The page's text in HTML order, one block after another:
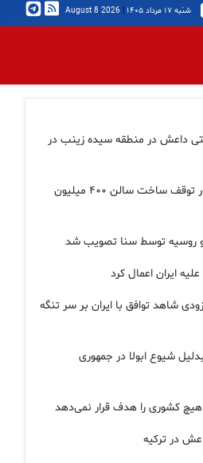
شنبه ۱۷ مرداد ۱۴۰۵ |
2026 August 8
داعش در منطقه سیده زینب در
دادگاهی در آمریکا دستور توقف ساخت سالن ۴۰۰ میلیون
و روسیه توسط سنا تصویب شد
ایران اعمال کرد
شاهد توافق با ایران بر سر تنگه
۳۰۰ کودک بدلیل شیوع ابولا در جمهوری
هیچ کشوری را هدف قرار نمی‌دهد